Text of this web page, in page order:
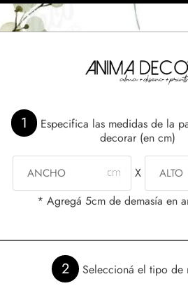
1
Especifica las medidas de la
decorar (en cm)
X
* Agregá 5cm de demasía en
2 Seleccioná el tipo de